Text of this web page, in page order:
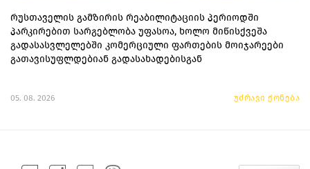
რუსთაველის გამზირის რეაბილიტაციის პერიოდში
პარკირებით სარგებლობა უფასოა, ხოლო მიწისქვეშა
გადასასვლელებში კომერციული ფართების მოიჯარეები
გათავისუფლდებიან გადასახადებისგან
05. 08. 2026 უძრავი ქონება